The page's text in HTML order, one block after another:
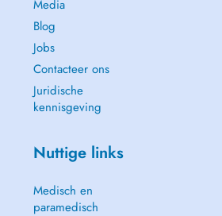
Media
Blog
Jobs
Contacteer ons
Juridische
kennisgeving
Nuttige links
Medisch en
paramedisch